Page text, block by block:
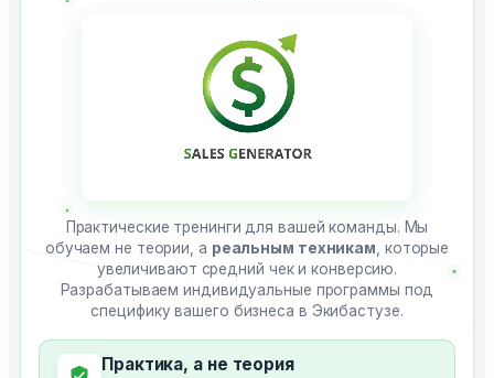
Практические тренинги для вашей команды. Мы
обучаем не теории, а реальным техникам , которые
увеличивают средний чек и конверсию.
Разрабатываем индивидуальные программы под
специфику вашего бизнеса в Экибастузе.
Практика, а не теория